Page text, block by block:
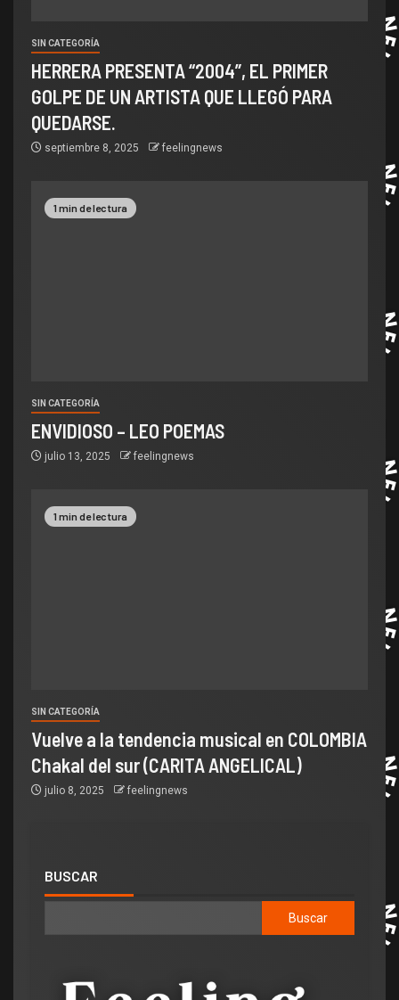
SIN CATEGORÍA
HERRERA PRESENTA “2004”, EL PRIMER
GOLPE DE UN ARTISTA QUE LLEGÓ PARA
QUEDARSE.
septiembre 8, 2025 feelingnews
1 min de lectura
SIN CATEGORÍA
ENVIDIOSO – LEO POEMAS
julio 13, 2025 feelingnews
1 min de lectura
SIN CATEGORÍA
Vuelve a la tendencia musical en COLOMBIA
Chakal del sur (CARITA ANGELICAL)
julio 8, 2025 feelingnews
BUSCAR
Buscar